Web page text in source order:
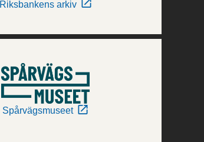
Riksbankens arkiv
Spårvägsmuseet